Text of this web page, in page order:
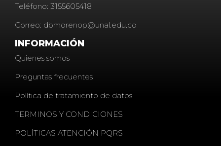
Teléfono: 3155605418
Correo: dbmorenop@unal.edu.co
INFORMACIÓN
Quienes somos
Preguntas frecuentes
Política de tratamiento de datos
TERMINOS Y CONDICIONES
POLÍTICAS ATENCIÓN PQRS